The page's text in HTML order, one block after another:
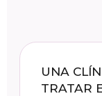
UNA
TRATAR